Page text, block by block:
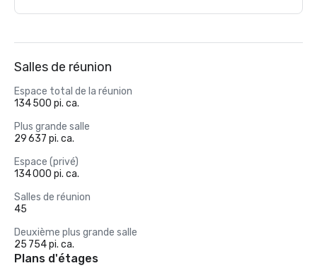
Salles de réunion
Espace total de la réunion
134 500 pi. ca.
Plus grande salle
29 637 pi. ca.
Espace (privé)
134 000 pi. ca.
Salles de réunion
45
Deuxième plus grande salle
25 754 pi. ca.
Plans d'étages